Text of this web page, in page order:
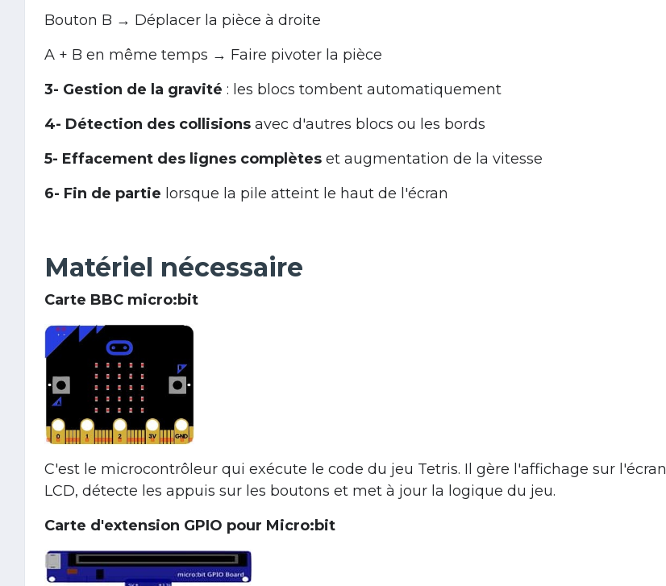
Bouton B → Déplacer la pièce à droite
A + B en même temps → Faire pivoter la pièce
3- Gestion de la gravité : les blocs tombent automatiquement
4- Détection des collisions avec d'autres blocs ou les bords
5- Effacement des lignes complètes et augmentation de la vitesse
6- Fin de partie lorsque la pile atteint le haut de l'écran
Matériel nécessaire
Carte BBC micro:bit
C'est le microcontrôleur qui exécute le code du jeu Tetris. Il gère l'affichage sur l'écran
LCD, détecte les appuis sur les boutons et met à jour la logique du jeu.
Carte d'extension GPIO pour Micro:bit